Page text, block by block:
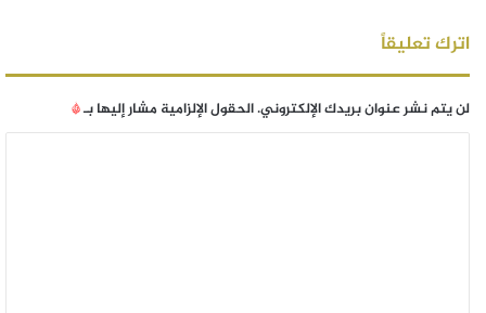
اترك تعليقاً
لن يتم نشر عنوان بريدك الإلكتروني.الحقول الإلزامية مشار إليها بـ*